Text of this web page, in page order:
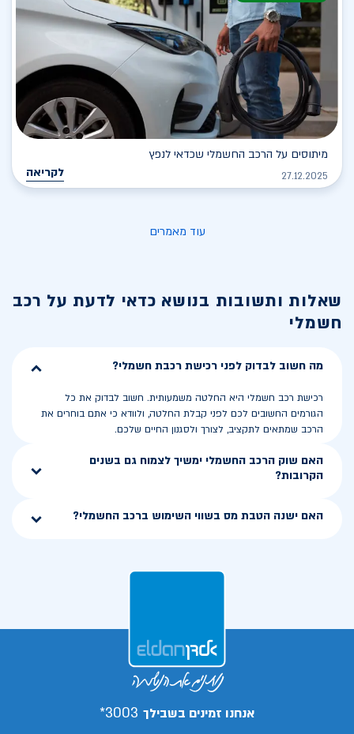
מיתוסים על הרכב החשמלי שכדאי לנפץ
27.12.2025 לקריאה
עוד מאמרים
שאלות ותשובות בנושא כדאי לדעת על רכב
חשמלי
מה חשוב לבדוק לפני רכישת רכבת חשמלי?
רכישת רכב חשמלי היא החלטה משמעותית. חשוב לבדוק את כל
הגורמים החשובים לכם לפני קבלת החלטה, ולוודא כי אתם בוחרים את
הרכב שמתאים לתקציב, לצורך ולסגנון החיים שלכם.
האם שוק הרכב החשמלי ימשיך לצמוח גם בשנים
הקרובות?
האם ישנה הטבת מס בשווי השימוש ברכב החשמלי?
אנחנו זמינים בשבילך 3003*